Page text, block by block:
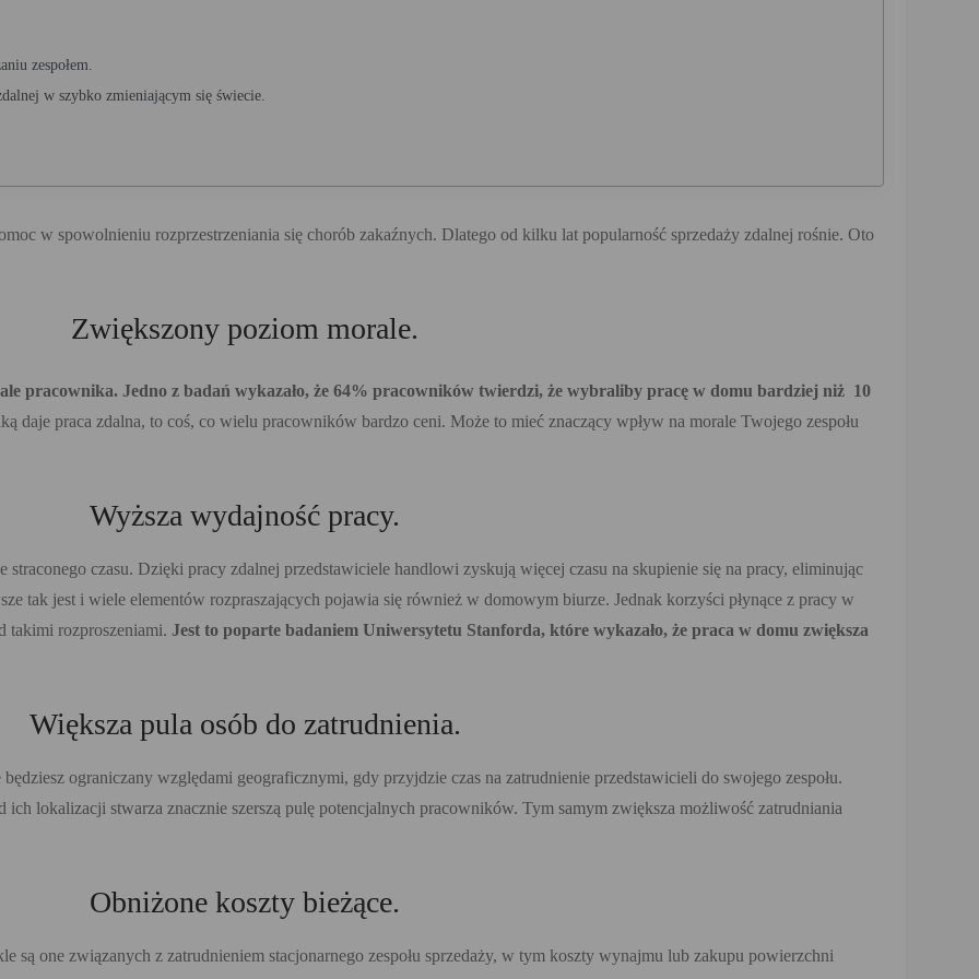
zespołem.
w szybko zmieniającym się świecie.
w spowolnieniu rozprzestrzeniania się chorób zakaźnych. Dlatego od kilku lat popularność sprzedaży zdalnej rośnie. Oto
Zwiększony poziom morale.
pracownika. Jedno z badań wykazało, że 64% pracowników twierdzi, że wybraliby pracę w domu bardziej niż 10
daje praca zdalna, to coś, co wielu pracowników bardzo ceni. Może to mieć znaczący wpływ na morale Twojego zespołu
Wyższa wydajność pracy.
czasu. Dzięki pracy zdalnej przedstawiciele handlowi zyskują więcej czasu na skupienie się na pracy, eliminując
tak jest i wiele elementów rozpraszających pojawia się również w domowym biurze. Jednak korzyści płynące z pracy w
takimi rozproszeniami. Jest to poparte badaniem Uniwersytetu Stanforda, które wykazało, że praca w domu zwiększa
Większa pula osób do zatrudnienia.
będziesz ograniczany względami geograficznymi, gdy przyjdzie czas na zatrudnienie przedstawicieli do swojego zespołu.
ich lokalizacji stwarza znacznie szerszą pulę potencjalnych pracowników. Tym samym zwiększa możliwość zatrudniania
Obniżone koszty bieżące.
one związanych z zatrudnieniem stacjonarnego zespołu sprzedaży, w tym koszty wynajmu lub zakupu powierzchni